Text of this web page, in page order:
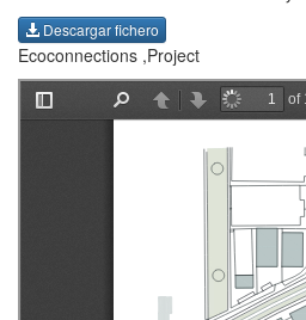
Descargar fichero
Ecoconnections ,Project